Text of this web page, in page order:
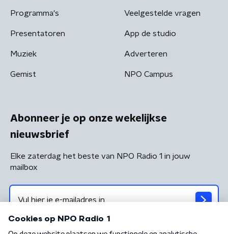
Programma's
Presentatoren
Muziek
Gemist
Veelgestelde vragen
App de studio
Adverteren
NPO Campus
Abonneer je op onze wekelijkse
nieuwsbrief
Elke zaterdag het beste van NPO Radio 1 in jouw
mailbox